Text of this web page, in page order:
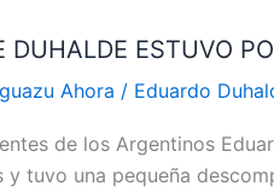
DUHALDE ESTUVO
Ahora / Eduardo
de los Argentinos
y tuvo una pequeña